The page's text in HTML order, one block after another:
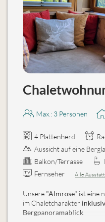
Max.: 3 Personen
4 Plattenherd
Aussicht auf eine
Balkon/Terrasse
Fernseher
Alle
Unsere "Almrose" ist eine
im Chaletcharakter
Bergpanoramablick